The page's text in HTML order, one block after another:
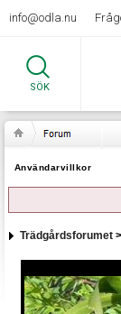
info@odla.nu
SÖK
Användarvillkor
Trädgårdsforumet>